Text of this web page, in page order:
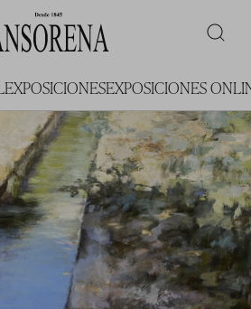
EXPOSICIONESEXPOSICIONES